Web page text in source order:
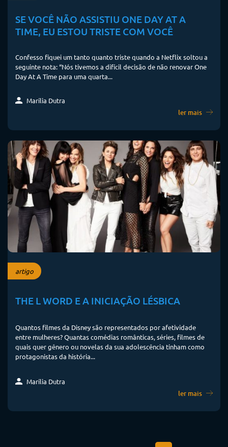
SE VOCÊ NÃO ASSISTIU ONE DAY AT A
TIME, EU ESTOU TRISTE COM VOCÊ
Confesso fiquei um tanto quanto triste quando a Netflix soltou a
seguinte nota: “Nós tivemos a difícil decisão de não renovar One
Day At A Time para uma quarta...
Marília Dutra
ler mais
artigo
THE L WORD E A INICIAÇÃO LÉSBICA
Quantos filmes da Disney são representados por afetividade
entre mulheres? Quantas comédias românticas, séries, filmes de
quais quer gênero ou novelas da sua adolescência tinham como
protagonistas da história...
Marília Dutra
ler mais